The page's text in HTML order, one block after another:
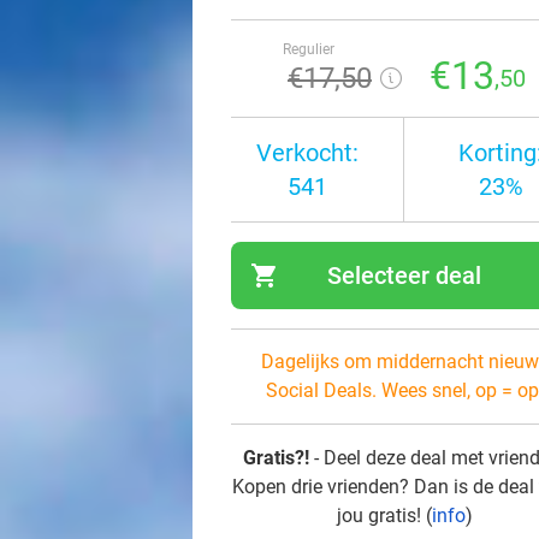
Regulier
€17,50 €13,50
Verkocht:
541
23%
shopping_cart Selecteer deal
Dagelijks om middernacht
Social Deals. Wees snel, op =
Gratis?! - Deel deze deal met
Kopen drie vrienden? Dan is de
jou gratis! (info)